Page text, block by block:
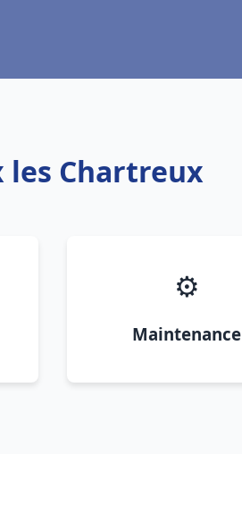
les Chartreux
⚙️
Maintenance